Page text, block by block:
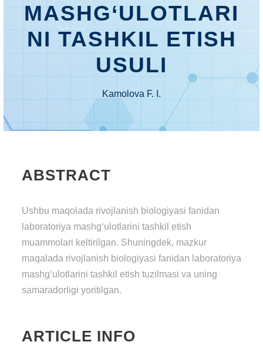
MASHG‘ULOTLARI
NI TASHKIL ETISH
USULI
Kamolova F. I.
ABSTRACT
Ushbu maqolada rivojlanish biologiyasi fanidan
laboratoriya mashg‘ulotlarini tashkil etish
muammolari keltirilgan. Shuningdek, mazkur
maqalada rivojlanish biologiyasi fanidan laboratoriya
mashg‘ulotlarini tashkil etish tuzilmasi va uning
samaradorligi yoritilgan.
ARTICLE INFO